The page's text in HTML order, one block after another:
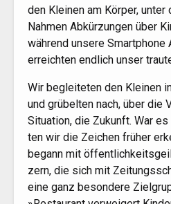
den Klei­nen am Kör­per,
Nah­men Abkür­zun­gen über
wäh­rend unse­re Smart­pho­ne
erreich­ten end­lich unser
Wir beglei­te­ten den Klei­nen
und grü­bel­ten nach, über die
Situa­ti­on, die Zukunft. War
ten wir die Zei­chen frü­her
begann mit
zern, die sich mit
eine ganz beson­de­re